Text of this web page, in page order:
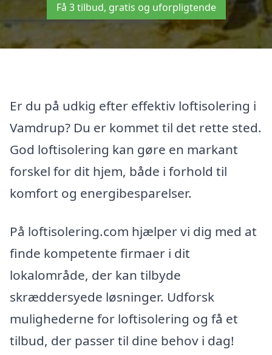
Få 3 tilbud, gratis og uforpligtende
Er du på udkig efter effektiv loftisolering i
Vamdrup? Du er kommet til det rette sted.
God loftisolering kan gøre en markant
forskel for dit hjem, både i forhold til
komfort og energibesparelser.
På loftisolering.com hjælper vi dig med at
finde kompetente firmaer i dit
lokalområde, der kan tilbyde
skræddersyede løsninger. Udforsk
mulighederne for loftisolering og få et
tilbud, der passer til dine behov i dag!